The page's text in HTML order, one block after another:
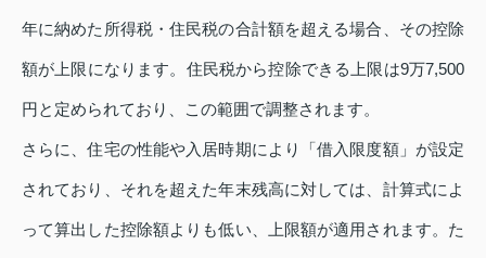
年に納めた所得税・住民税の合計額を超える場合、その控除
額が上限になります。住民税から控除できる上限は9万7,500
円と定められており、この範囲で調整されます。
さらに、住宅の性能や入居時期により「借入限度額」が設定
されており、それを超えた年末残高に対しては、計算式によ
って算出した控除額よりも低い、上限額が適用されます。た